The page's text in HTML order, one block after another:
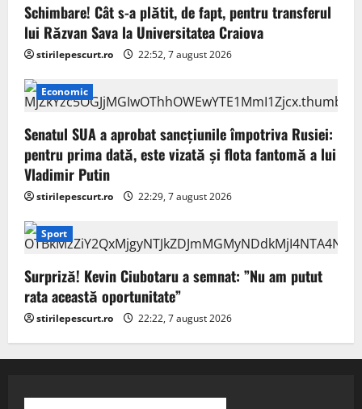
Schimbare! Cât s-a plătit, de fapt, pentru transferul
lui Răzvan Sava la Universitatea Craiova
stirilepescurt.ro 22:52, 7 august 2026
Economic
Senatul SUA a aprobat sancțiunile împotriva Rusiei:
pentru prima dată, este vizată și flota fantomă a lui
Vladimir Putin
stirilepescurt.ro 22:29, 7 august 2026
Sport
Surpriză! Kevin Ciubotaru a semnat: ”Nu am putut
rata această oportunitate”
stirilepescurt.ro 22:22, 7 august 2026